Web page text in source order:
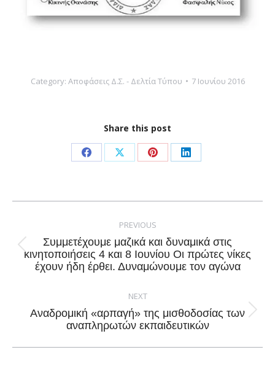
Category: Αποφάσεις Δ.Σ. - Δελτία Τύπου 7 Ιουνίου 2016
Share this post
Share
Facebook
Share
X
Share
Pinterest
Share
LinkedIn
PREVIOUS
Previous
post:
Συμμετέχουμε μαζικά και δυναμικά στις
κινητοποιήσεις 4 και 8 Ιουνίου Οι πρώτες νίκες
έχουν ήδη έρθει. Δυναμώνουμε τον αγώνα
NEXT
Next
Αναδρομική «αρπαγή» της μισθοδοσίας των
αναπληρωτών εκπαιδευτικών